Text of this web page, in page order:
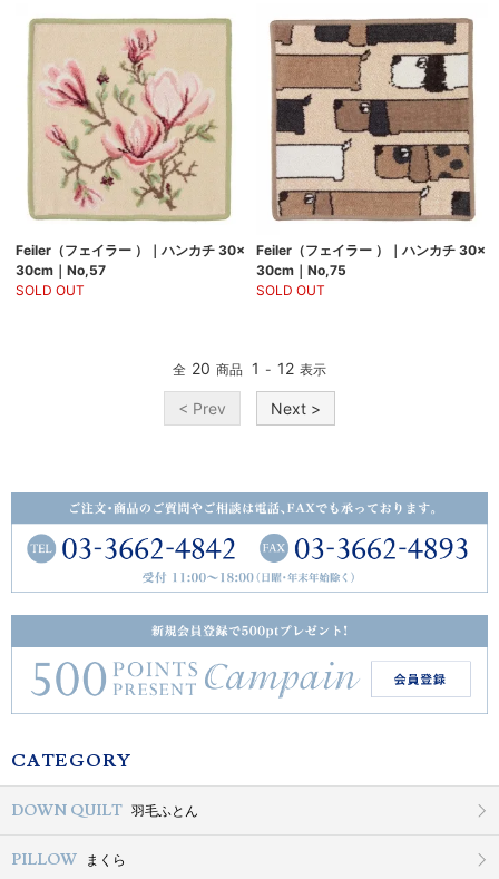
Feiler（フェイラー ）｜ハンカチ 30×
30cm｜No,57
SOLD OUT
Feiler（フェイラー ）｜ハンカチ 30×
30cm｜No,75
SOLD OUT
全 20 商品 1 - 12 表示
< Prev Next >
CATEGORY
DOWN QUILT 羽毛ふとん
PILLOW まくら